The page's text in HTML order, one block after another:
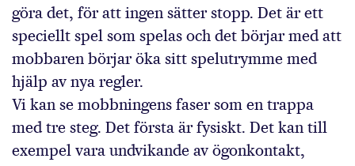
göra det, för att ingen sätter stopp. Det är ett
speciellt spel som spelas och det börjar med att
mobbaren börjar öka sitt spelutrymme med
hjälp av nya regler.
Vi kan se mobbningens faser som en trappa
med tre steg. Det första är fysiskt. Det kan till
exempel vara undvikande av ögonkontakt,